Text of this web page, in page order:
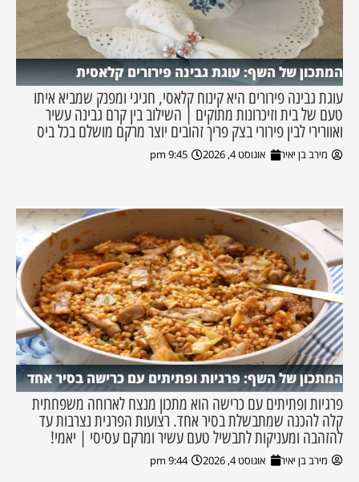
המתכון של השף: עוגת גבינה פירורים קלאסית
עוגת גבינה פירורים היא קינוח קלאסי, חגיגי ומפנק שמביא איתו
טעם של בית וזיכרונות מתוקים | השילוב בין קרם גבינה עשיר
ואוורירי לבין פירורי בצק פריך זהובים יוצר מרקם מושלם בכל ביס
מירב בן יאיר אוגוסט 4, 2026 9:45 pm
המתכון של השף: פרגיות ופתיתים עם כרישה בסיר אחד
פרגיות ופתיתים עם כרישה הוא מתכון מנצח לארוחה משפחתית
קלה להכנה שמתבשלת בסיר אחד. רצועות הפרגית נצרבות עד
להזהבה ומעניקות לתבשיל טעם עשיר ומרקם עסיסי | יאמי!
מירב בן יאיר אוגוסט 4, 2026 9:44 pm